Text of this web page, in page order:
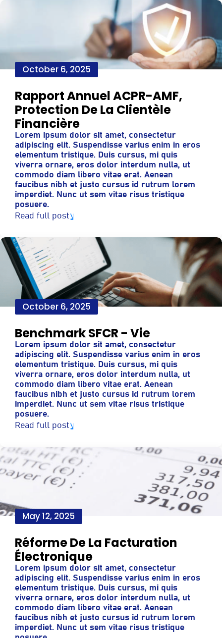
October 6, 2025
Rapport Annuel ACPR-AMF,
Protection De La Clientèle
Financière
Lorem ipsum dolor sit amet, consectetur
adipiscing elit. Suspendisse varius enim in eros
elementum tristique. Duis cursus, mi quis
viverra ornare, eros dolor interdum nulla, ut
commodo diam libero vitae erat. Aenean
faucibus nibh et justo cursus id rutrum lorem
imperdiet. Nunc ut sem vitae risus tristique
posuere.
Read full post
October 6, 2025
Benchmark SFCR - Vie
Lorem ipsum dolor sit amet, consectetur
adipiscing elit. Suspendisse varius enim in eros
elementum tristique. Duis cursus, mi quis
viverra ornare, eros dolor interdum nulla, ut
commodo diam libero vitae erat. Aenean
faucibus nibh et justo cursus id rutrum lorem
imperdiet. Nunc ut sem vitae risus tristique
posuere.
Read full post
May 12, 2025
Réforme De La Facturation
Électronique
Lorem ipsum dolor sit amet, consectetur
adipiscing elit. Suspendisse varius enim in eros
elementum tristique. Duis cursus, mi quis
viverra ornare, eros dolor interdum nulla, ut
commodo diam libero vitae erat. Aenean
faucibus nibh et justo cursus id rutrum lorem
imperdiet. Nunc ut sem vitae risus tristique